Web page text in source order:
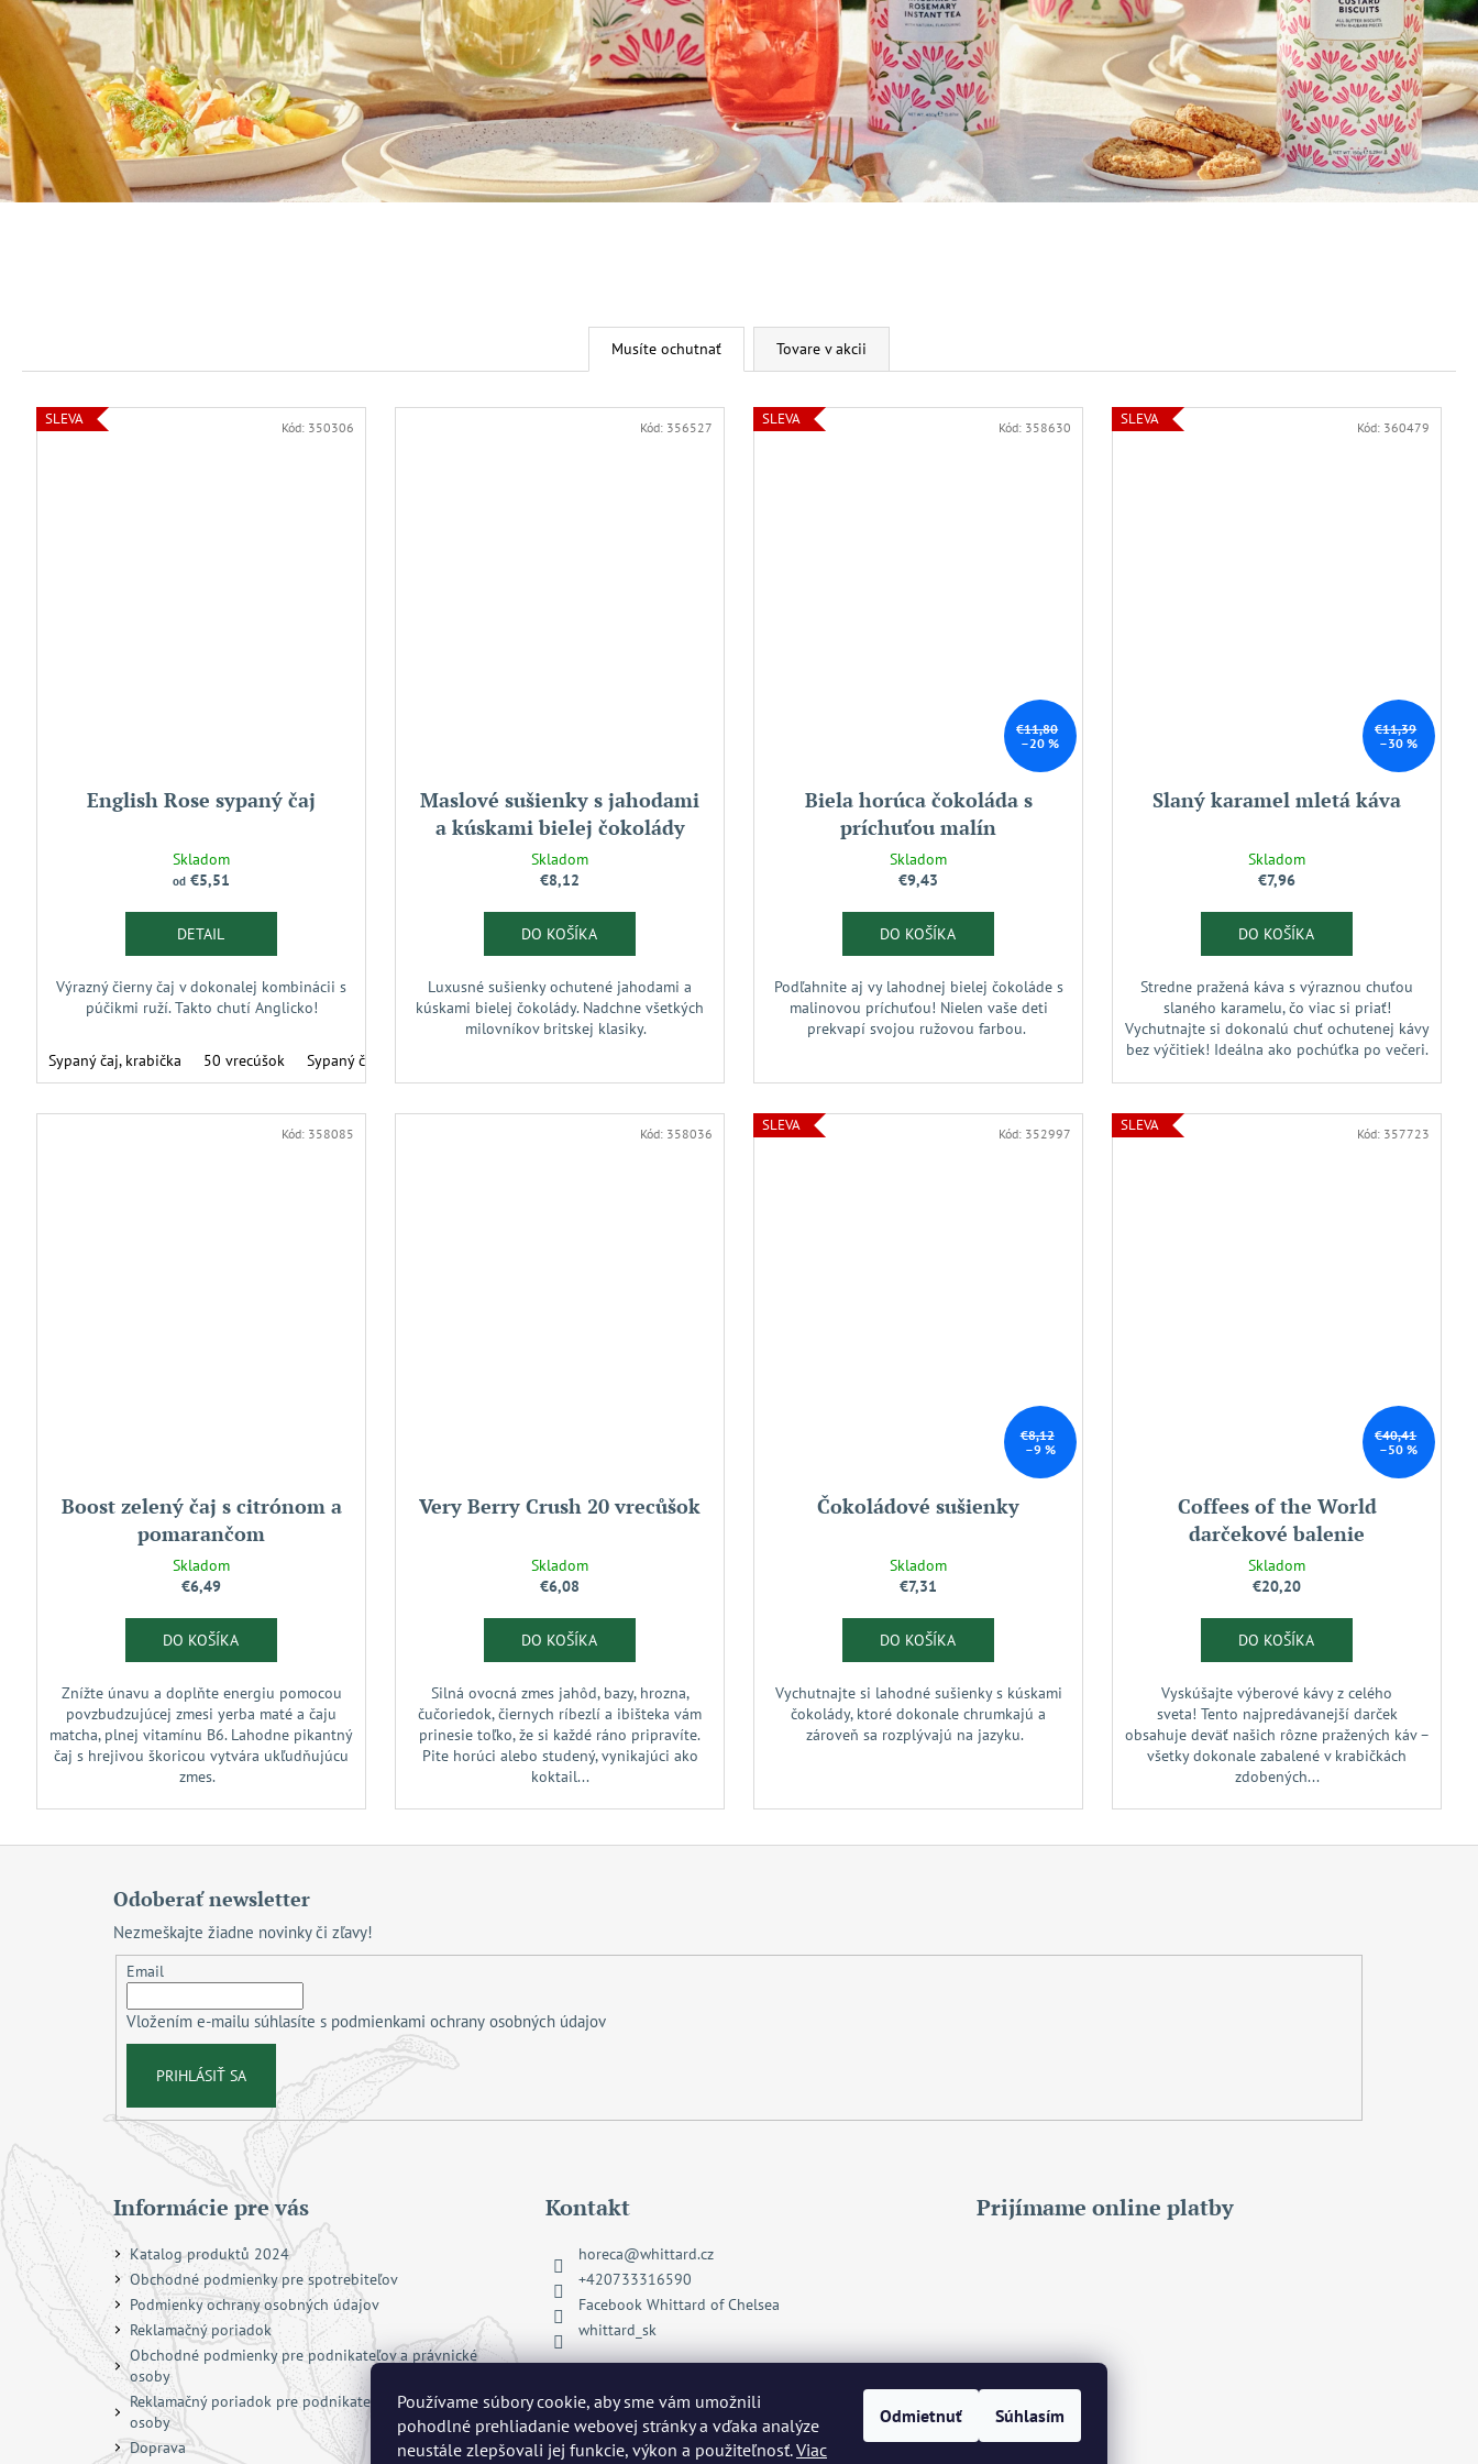
Používame súbory cookie, aby sme vám umožnili
pohodlné prehliadanie webovej stránky a vďaka analýze
neustále zlepšovali jej funkcie, výkon a použiteľnosť.Viac
Odmietnuť Súhlasím
Musíte ochutnať Tovare v akcii
SLEVA
English Rose sypaný čaj
Skladom
od €5,51
DETAIL
Výrazný čierny čaj v dokonalej kombinácii s
púčikmi ruží. Takto chutí Anglicko!
Sypaný čaj, krabička 50 vrecúšok Sypaný čaj, plechovka
Kód: 350306
Maslové sušienky s jahodami
a kúskami bielej čokolády
Skladom
€8,12
DO KOŠÍKA
Luxusné sušienky ochutené jahodami a
kúskami bielej čokolády. Nadchne všetkých
milovníkov britskej klasiky.
Kód: 356527 SLEVA
€11,80
–20 %
Biela horúca čokoláda s
príchuťou malín
Skladom
€9,43
DO KOŠÍKA
Podľahnite aj vy lahodnej bielej čokoláde s
malinovou príchuťou! Nielen vaše deti
prekvapí svojou ružovou farbou.
Kód: 358630 SLEVA
€11,39
–30 %
Slaný karamel mletá káva
Skladom
€7,96
DO KOŠÍKA
Stredne pražená káva s výraznou chuťou
slaného karamelu, čo viac si priať!
Vychutnajte si dokonalú chuť ochutenej kávy
bez výčitiek! Ideálna ako pochúťka po večeri.
Kód: 360479
Boost zelený čaj s citrónom a
pomarančom
Skladom
€6,49
DO KOŠÍKA
Znížte únavu a doplňte energiu pomocou
povzbudzujúcej zmesi yerba maté a čaju
matcha, plnej vitamínu B6. Lahodne pikantný
čaj s hrejivou škoricou vytvára ukľudňujúcu
zmes.
Kód: 358085
Very Berry Crush 20 vrecůšok
Skladom
€6,08
DO KOŠÍKA
Silná ovocná zmes jahôd, bazy, hrozna,
čučoriedok, čiernych ríbezlí a ibišteka vám
prinesie toľko, že si každé ráno pripravíte.
Pite horúci alebo studený, vynikajúci ako
koktail...
Kód: 358036 SLEVA
€8,12
–9 %
Čokoládové sušienky
Skladom
€7,31
DO KOŠÍKA
Vychutnajte si lahodné sušienky s kúskami
čokolády, ktoré dokonale chrumkajú a
zároveň sa rozplývajú na jazyku.
Kód: 352997 SLEVA
€40,41
–50 %
Coffees of the World
darčekové balenie
Skladom
€20,20
DO KOŠÍKA
Vyskúšajte výberové kávy z celého
sveta! Tento najpredávanejší darček
obsahuje deväť našich rôzne pražených káv –
všetky dokonale zabalené v krabičkách
zdobených...
Kód: 357723
Odoberať newsletter
Nezmeškajte žiadne novinky či zľavy!
Email
Vložením e-mailu súhlasíte s podmienkami ochrany osobných údajov
PRIHLÁSIŤ SA
Informácie pre vás
Katalog produktů 2024
Obchodné podmienky pre spotrebiteľov
Podmienky ochrany osobných údajov
Reklamačný poriadok
Obchodné podmienky pre podnikateľov a právnické
osoby
Reklamačný poriadok pre podnikateľov a právnické
osoby
Doprava
Kontakt
horeca@whittard.cz
+420733316590
Facebook Whittard of Chelsea
whittard_sk
Prijímame online platby